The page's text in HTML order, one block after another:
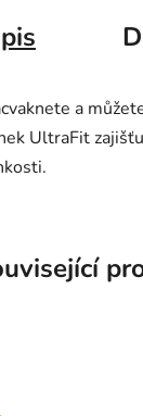
a
UltraFit